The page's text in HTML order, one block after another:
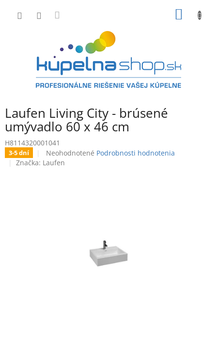
Laufen Living City - brúsené
umývadlo 60 x 46 cm
H8114320001041
3-5 dní
Priemerné
hodnotenie
Neohodnotené Podrobnosti hodnotenia
Značka: Laufen